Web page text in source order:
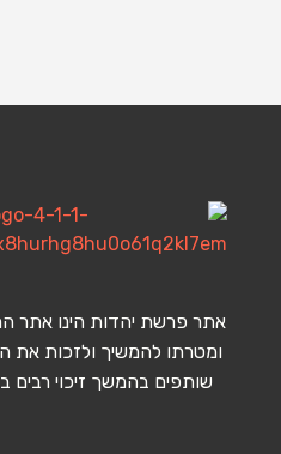
אתר פרשת יהדות הינו אתר
ומטרתו להמשיך ולזכות את
שותפים בהמשך זיכוי